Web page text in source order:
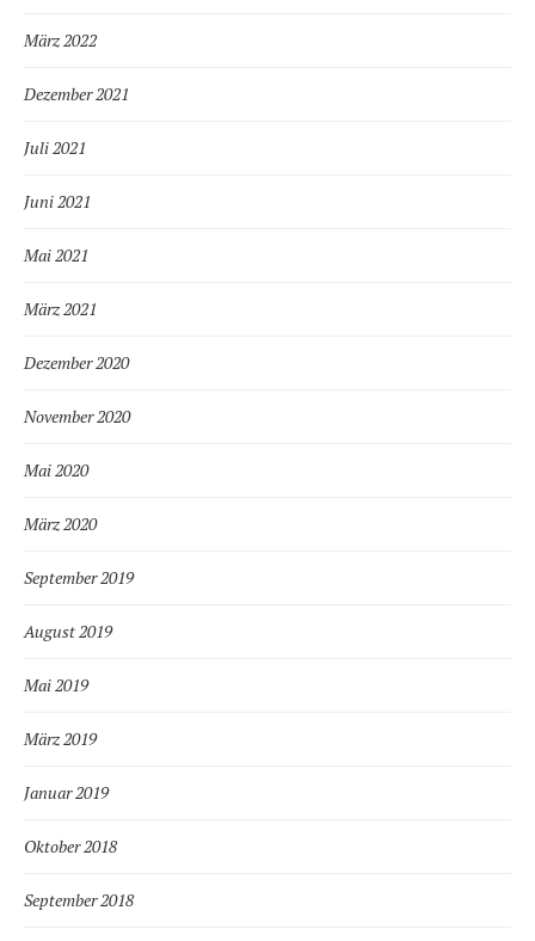
März 2022
Dezember 2021
Juli 2021
Juni 2021
Mai 2021
März 2021
Dezember 2020
November 2020
Mai 2020
März 2020
September 2019
August 2019
Mai 2019
März 2019
Januar 2019
Oktober 2018
September 2018